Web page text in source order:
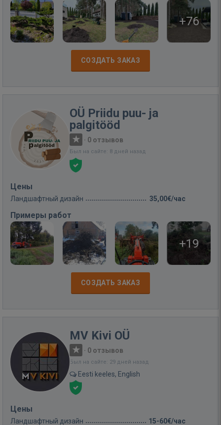
+76
СОЗДАТЬ ЗАКАЗ
OÜ Priidu puu- ja
palgitööd
· 0 отзывов
Был на сайте: 8 дней назад
Цены
Ландшафтный дизайн 35,00€/час
Примеры работ
+19
СОЗДАТЬ ЗАКАЗ
MV Kivi OÜ
· 0 отзывов
Был на сайте: 29 дней назад
Eesti keeles, English
Цены
Ландшафтный дизайн 15-60€/час